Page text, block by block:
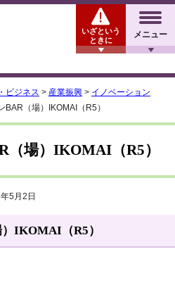
メニュー
いざという
ときに
ビジネス > 産業振興 > イノベーション
BAR（場）IKOMAI（R5）
場）IKOMAI（R5）
5月2日
IKOMAI（R5）